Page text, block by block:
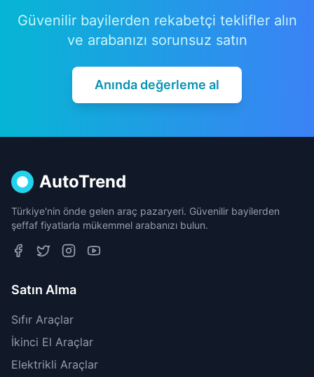
Güvenilir bayilerden rekabetçi teklifler alın
ve arabanızı sorunsuz satın
Anında değerleme al
AutoTrend
Türkiye'nin önde gelen araç pazaryeri. Güvenilir bayilerden
şeffaf fiyatlarla mükemmel arabanızı bulun.
Satın Alma
Sıfır Araçlar
İkinci El Araçlar
Elektrikli Araçlar